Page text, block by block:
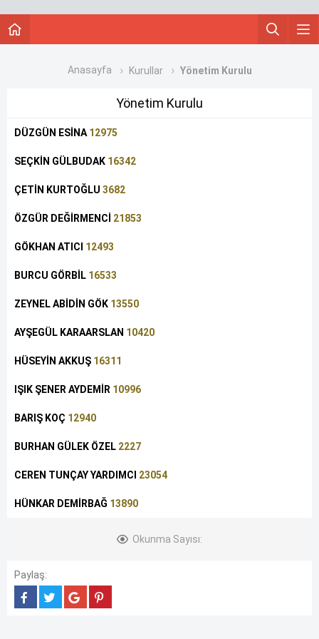
Anasayfa Kurullar Yönetim Kurulu
Yönetim Kurulu
DÜZGÜN ESİNA 12975
SEÇKİN GÜLBUDAK 16342
ÇETİN KURTOĞLU 3682
ÖZGÜR DEĞİRMENCİ 21853
GÖKHAN ATICI 12493
BURCU GÖRBİL 16533
ZEYNEL ABİDİN GÖK 13550
AYŞEGÜL KARAARSLAN 10420
HÜSEYİN AKKUŞ 16311
IŞIK ŞENER AYDEMİR 10996
BARIŞ KOÇ 12940
BURHAN GÜLEK ÖZEL 2227
CEREN TUNÇAY YARDIMCI 23054
HÜNKAR DEMİRBAĞ 13890
Okunma Sayısı:
Paylaş: